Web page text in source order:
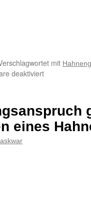
mit
deaktiviertfür
einen
Nachbarn
wegen
eines